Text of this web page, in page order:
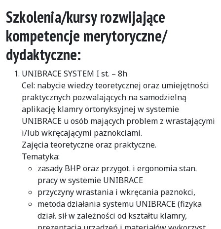
Szkolenia/kursy rozwijające
kompetencje merytoryczne/
dydaktyczne:
UNIBRACE SYSTEM I st. – 8h
Cel: nabycie wiedzy teoretycznej oraz umiejętności
praktycznych pozwalających na samodzielną
aplikację klamry ortonyksyjnej w systemie
UNIBRACE u osób mających problem z wrastającymi
i/lub wkręcającymi paznokciami.
Zajęcia teoretyczne oraz praktyczne.
Tematyka:
zasady BHP oraz przygot. i ergonomia stan.
pracy w systemie UNIBRACE
przyczyny wrastania i wkręcania paznokci,
metoda działania systemu UNIBRACE (fizyka
dział. sił w zależności od kształtu klamry,